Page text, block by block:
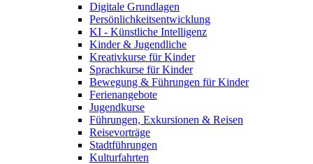
Digitale Grundlagen
Persönlichkeitsentwicklung
KI - Künstliche Intelligenz
Kinder & Jugendliche
Kreativkurse für Kinder
Sprachkurse für Kinder
Bewegung & Führungen für Kinder
Ferienangebote
Jugendkurse
Führungen, Exkursionen & Reisen
Reisevorträge
Stadtführungen
Kulturfahrten